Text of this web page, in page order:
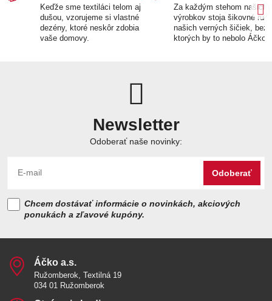
Keďže sme textiláci telom aj
dušou, vzorujeme si vlastné
dezény, ktoré neskôr zdobia
vaše domovy.
Za každým stehom našich
výrobkov stoja šikovné ruky
našich verných šičiek, bez
ktorých by to nebolo Áčko.
Newsletter
Odoberať naše novinky:
Odoberať
Chcem dostávať informácie o novinkách, akciových
ponukách a zľavové kupóny.
Áčko a​.s​.
Ružomberok, Textilná 19
034 01 Ružomberok